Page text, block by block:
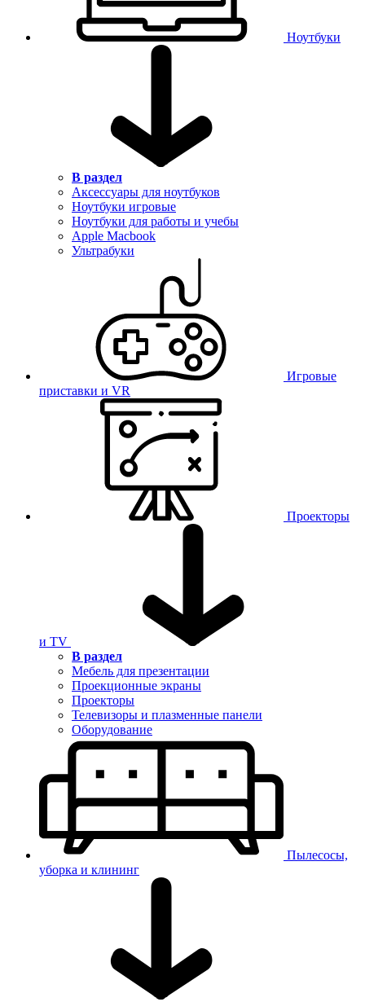
Ноутбуки
В раздел
Аксессуары для ноутбуков
Ноутбуки игровые
Ноутбуки для работы и учебы
Apple Macbook
Ультрабуки
Игровые
приставки и VR
Проекторы
и TV
В раздел
Мебель для презентации
Проекционные экраны
Проекторы
Телевизоры и плазменные панели
Оборудование
Пылесосы,
уборка и клининг